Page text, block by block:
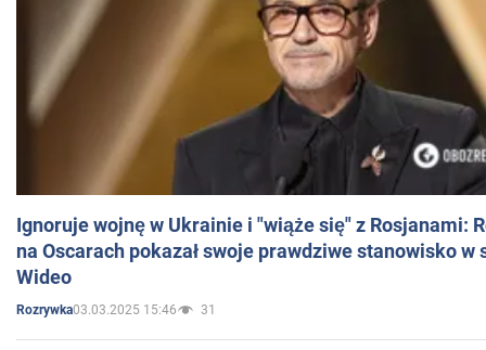
Ignoruje wojnę w Ukrainie i "wiąże się" z Rosjanami:
na Oscarach pokazał swoje prawdziwe stanowisko w
Wideo
Rozrywka03.03.2025 15:46 31